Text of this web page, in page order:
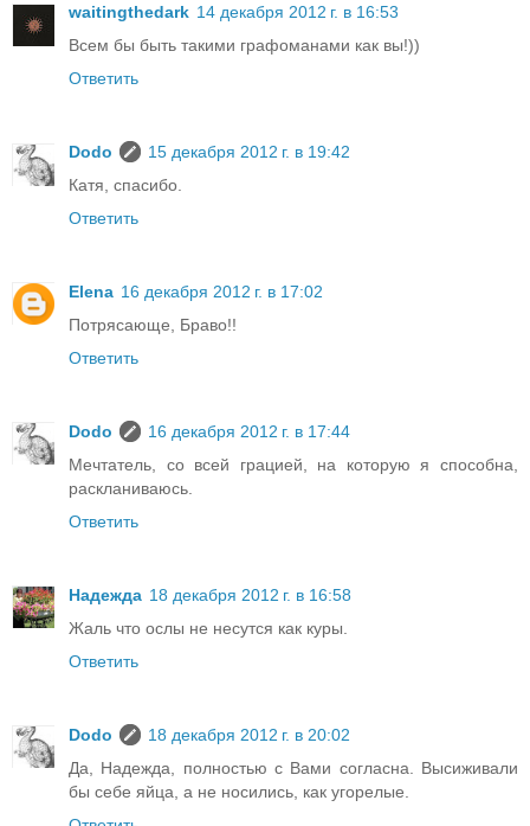
waitingthedark 14 декабря 2012 г. в 16:53
Всем бы быть такими графоманами как вы!))
Ответить
Dodo
15 декабря 2012 г. в 19:42
Катя, спасибо.
Ответить
Elena 16 декабря 2012 г. в 17:02
Потрясающе, Браво!!
Ответить
Dodo
16 декабря 2012 г. в 17:44
Мечтатель, со всей грацией, на которую я способна,
раскланиваюсь.
Ответить
Надежда 18 декабря 2012 г. в 16:58
Жаль что ослы не несутся как куры.
Ответить
Dodo
18 декабря 2012 г. в 20:02
Да, Надежда, полностью с Вами согласна. Высиживали
бы себе яйца, а не носились, как угорелые.